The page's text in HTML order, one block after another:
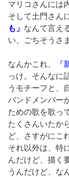
マリコさんには
そして土門さん
も」 なんて言え
い、ごちそうさ
なんかこれ、 『
っけ。そんなに
うモチーフと、
バンドメンバー
ための歌を歌っ
たくさんいたか
ど、さすがにこ
それ以外は、特
んだけど、描く
うんだけど、な